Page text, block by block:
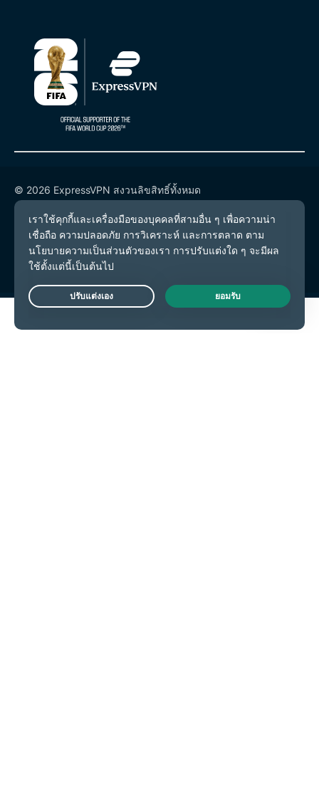
© 2026 ExpressVPN สงวนลิขสิทธิ์ทั้งหมด
นโยบายความเป็นส่วนตัว
เงื่อนไขการให้บริการ
การตั้งค่าคุกกี้
Live Chat